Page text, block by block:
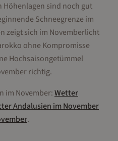
sind noch gut
Schneegrenze im
zeigt sich im Novemberlicht
ohne Kompromisse
Hochsaisongetümmel
richtig.
im November:Wetter
Andalusien imNovember
.